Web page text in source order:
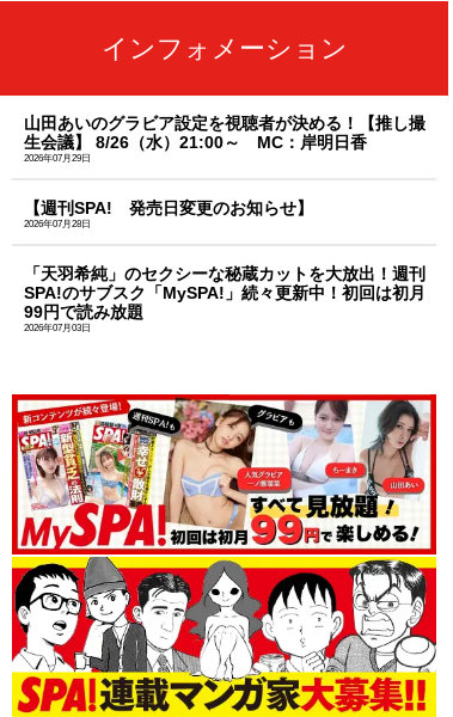
インフォメーション
山田あいのグラビア設定を視聴者が決める！【推し撮
生会議】 8/26（水）21:00～ MC：岸明日香
2026年07月29日
【週刊SPA! 発売日変更のお知らせ】
2026年07月28日
「天羽希純」のセクシーな秘蔵カットを大放出！週刊
SPA!のサブスク「MySPA!」続々更新中！初回は初月
99円で読み放題
2026年07月03日